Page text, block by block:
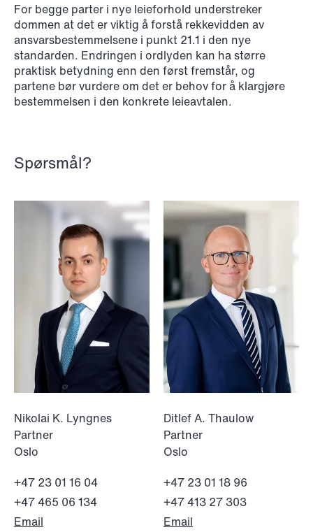
NEWS
Read more
NEWS
MiCA transitional period comes to an
end
Read more
For begge parter i nye leieforhold understreker
dommen at det er viktig å forstå rekkevidden av
ansvarsbestemmelsene i punkt 21.1 i den nye
standarden. Endringen i ordlyden kan ha større
praktisk betydning enn den først fremstår, og
partene bør vurdere om det er behov for å klargjøre
bestemmelsen i den konkrete leieavtalen.
Spørsmål?
Nikolai K. Lyngnes
Partner
Oslo
+47 23 01 16 04
+47 465 06 134
Email
Ditlef A. Thaulow
Partner
Oslo
+47 23 01 18 96
+47 413 27 303
Email